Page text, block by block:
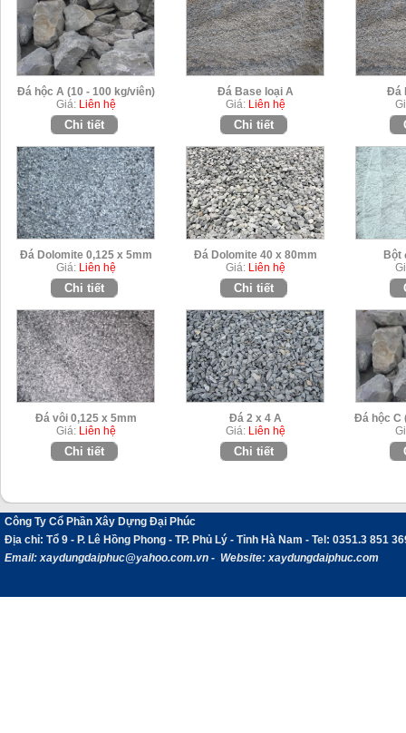
Đá hộc A (10 - 100 kg/viên)
Giá: Liên hệ
Chi tiết
Đá Base loại A
Giá: Liên hệ
Chi tiết
Đá
Đá Dolomite 0,125 x 5mm
Giá: Liên hệ
Chi tiết
Đá Dolomite 40 x 80mm
Giá: Liên hệ
Chi tiết
Bột
Đá vôi 0,125 x 5mm
Giá: Liên hệ
Chi tiết
Đá 2 x 4 A
Giá: Liên hệ
Chi tiết
Đá hộc C
Công Ty Cổ Phần Xây Dựng Đại Phúc
Địa chỉ: Tổ 9 - P. Lê Hồng Phong - TP. Phủ Lý - Tỉnh Hà Nam - Tel: 0351.3 851
Email: xaydungdaiphuc@yahoo.com.vn - Website: xaydungdaiphuc.com